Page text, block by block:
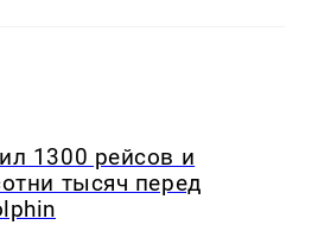
1300 рейсов и
тысяч перед